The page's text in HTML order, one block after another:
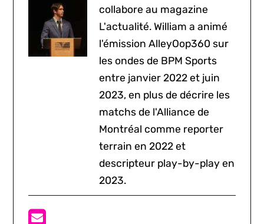
collabore au magazine
L'actualité. William a animé
l'émission AlleyOop360 sur
les ondes de BPM Sports
entre janvier 2022 et juin
2023, en plus de décrire les
matchs de l'Alliance de
Montréal comme reporter
terrain en 2022 et
descripteur play-by-play en
2023.